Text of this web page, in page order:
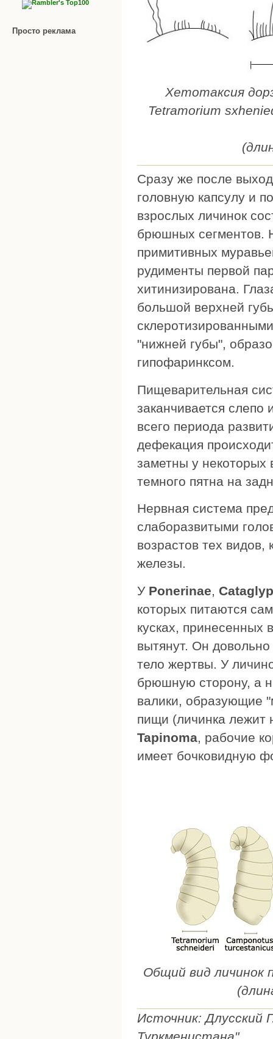
Просто реклама
Хетотаксия
Tetramorium
Сразу же после
головную капсулу и
взрослых личинок
брюшных сегментов.
примитивных
рудименты первой
хитинизирована.
большой верхней
"нижней губы",
гипофаринксом.
Пищеварительная
заканчивается слепо
всего периода
дефекация
заметны у
темного пятна на
Нервная система
слаборазвитыми
возрастов тех видов,
железы.
У Ponerinae
которых питаются
кусках, принесенных
вытянут. Он
тело жертвы. У
брюшную сторону, а
валики, образующие
пищи (личинка лежит
Tapinoma , рабочие
имеет бочковидную
Общий вид личинок
Источник: Длусский